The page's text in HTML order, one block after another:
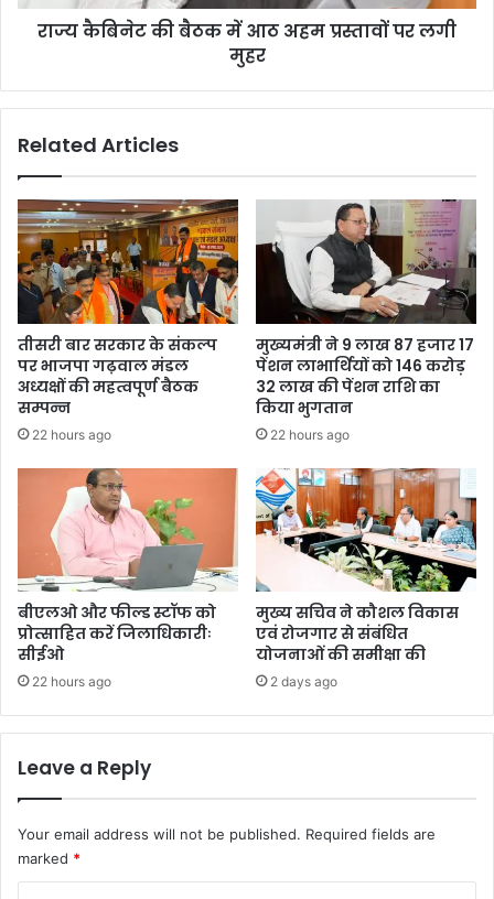
राज्य कैबिनेट की बैठक में आठ अहम प्रस्तावों पर लगी
मुहर
Related Articles
तीसरी बार सरकार के संकल्प
पर भाजपा गढ़वाल मंडल
अध्यक्षों की महत्वपूर्ण बैठक
सम्पन्न
22 hours ago
मुख्यमंत्री ने 9 लाख 87 हजार 17
पेंशन लाभार्थियों को 146 करोड़
32 लाख की पेंशन राशि का
किया भुगतान
22 hours ago
बीएलओ और फील्ड स्टॉफ को
प्रोत्साहित करें जिलाधिकारीः
सीईओ
22 hours ago
मुख्य सचिव ने कौशल विकास
एवं रोजगार से संबंधित
योजनाओं की समीक्षा की
2 days ago
Leave a Reply
Your email address will not be published. Required fields are
marked *